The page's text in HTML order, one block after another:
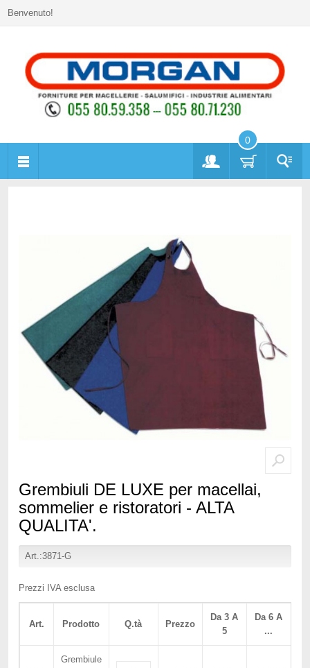
Benvenuto!
0
Grembiuli DE LUXE per macellai,
sommelier e ristoratori - ALTA
QUALITA'.
Art.:3871-G
Prezzi IVA esclusa
Art. Prodotto Q.tà Prezzo
Da 3 A
5
Da 6 A
...
Grembiule